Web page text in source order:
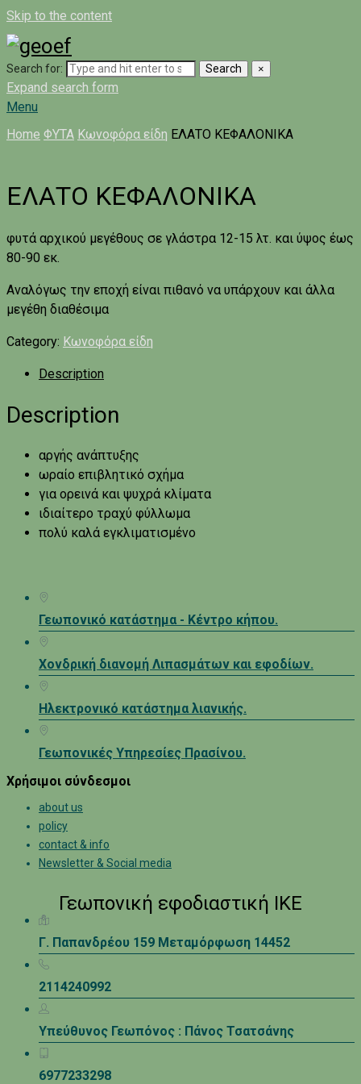
Skip to the content
Search for: Search ×
Expand search form
Menu
Home ΦΥΤΑ Κωνοφόρα είδη ΕΛΑΤΟ ΚΕΦΑΛΟΝΙΚΑ
ΕΛΑΤΟ ΚΕΦΑΛΟΝΙΚΑ
φυτά αρχικού μεγέθους σε γλάστρα 12-15 λτ. και ύψος έως
80-90 εκ.
Αναλόγως την εποχή είναι πιθανό να υπάρχουν και άλλα
μεγέθη διαθέσιμα
Category: Κωνοφόρα είδη
Description
Description
αργής ανάπτυξης
ωραίο επιβλητικό σχήμα
για ορεινά και ψυχρά κλίματα
ιδιαίτερο τραχύ φύλλωμα
πολύ καλά εγκλιματισμένο
Γεωπονικό κατάστημα - Κέντρο κήπου.
Χονδρική διανομή Λιπασμάτων και εφοδίων.
Ηλεκτρονικό κατάστημα λιανικής.
Γεωπονικές Υπηρεσίες Πρασίνου.
Χρήσιμοι σύνδεσμοι
about us
policy
contact & info
Newsletter & Social media
Γεωπονική εφοδιαστική ΙΚΕ
Γ. Παπανδρέου 159 Μεταμόρφωση 14452
2114240992
Υπεύθυνος Γεωπόνος : Πάνος Τσατσάνης
6977233298